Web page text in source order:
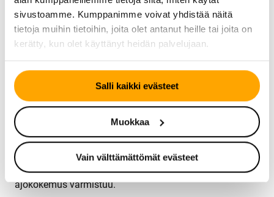
sivustoamme. Kumppanimme voivat yhdistää näitä
tietoja muihin tietoihin, joita olet antanut heille tai joita on
kerätty, kun olet käyttänyt heidän palvelujaan.
Salli kaikki evästeet
Muokkaa
Vain välttämättömät evästeet
ilmaa kompressorilla. Toista sama kaikille renkaille sekä
mahdolliselle vararenkaalle.
Nykyaikainen tekniikka
Continental on kehittänyt älykkään rengaspaineiden
valvontajärjestelmän (TPMS), joka tarkkailee paineita
antureiden avulla ja varoittaa kuljettajaa kojelaudan
valolla. Tämä tekniikka auttaa vähentämään päästöjä ja
pidentämään renkaiden ikää. Vaikka autossasi olisi
TPMS-järjestelmä, se ei poista tarvetta säännölliselle
manuaaliselle tarkistukselle, jotta optimaalinen
ajokokemus varmistuu.